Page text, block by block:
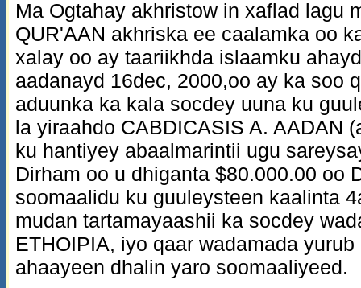
Ma Ogtahay akhristow in xaflad lagu
QUR'AAN akhriska ee caalamka oo
xalay oo ay taariikhda islaamku
aadanayd 16dec, 2000,oo ay ka soo
aduunka ka kala socdey uuna ku
la yiraahdo CABDICASIS A. AADAN
ku hantiyey abaalmarintii ugu
Dirham oo u dhiganta $80.000.00 oo
soomaalidu ku guuleysteen kaalinta
mudan tartamayaashii ka socdey
ETHOIPIA, iyo qaar wadamada
ahaayeen dhalin yaro soomaaliyeed.